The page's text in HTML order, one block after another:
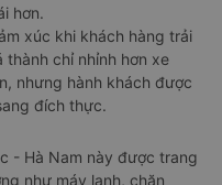
hơn.
xúc khi khách hàng trải
thành chỉ nhỉnh hơn xe
nhưng hành khách được
đích thực.
- Hà Nam này được trang
như máy lạnh, chăn